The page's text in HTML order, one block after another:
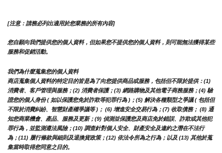
[注意：請務必列出適用於您業務的所有內容]
您自願向我們提供您的個人資料，但如果您不提供您的個人資料，則可能無法獲得某些
服務和促銷活動。
我們為什麼蒐集您的個人資料
商店蒐集個人資料的特定目的皆是為了向您提供商品或服務，包括但不限於提供：(1)
消費者、客戶管理與服務；(2) 消費者保護；(3) 網路購物及其他電子商務服務；(4) 驗
證您的個人身份 ( 如以保護您免於詐欺等犯罪行為 )；(5) 解決各種類型之爭議 ( 包括但
不限於消費糾紛、智慧財產權爭議等 )； (6) 增進安全交易行為；(7) 收取債務； (8) 通
知您商業機會、產品、服務及更新；(9) 偵測並保護您及商店免於錯誤、詐欺或其他犯
罪行為，並監測遵法風險；(10) 調查針對個人安全、財產安全及違約之潛在不法行
為；(11) 履行條款與細則及退換貨政策；(12) 依法令所為之行為；以及 (13) 其他於蒐
集當時取得您同意之目的。